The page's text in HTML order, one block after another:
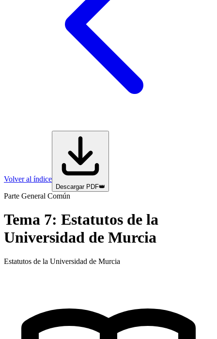
Volver al índice
Descargar PDF👑
Parte General Común
Tema 7: Estatutos de la
Universidad de Murcia
Estatutos de la Universidad de Murcia